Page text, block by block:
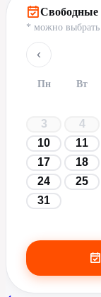
* можно выбрать
‹
Пн Вт
3
4
10
11
17
18
24
25
31